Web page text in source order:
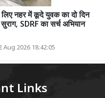
नहर में कूदे युवक का दो दिन
सुराग, SDRF का सर्च अभियान
2026 18:42:05
Links